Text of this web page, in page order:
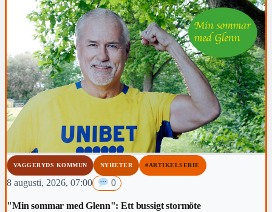
VAGGERYDS KOMMUN NYHETER #ARTIKELSERIE
8 augusti, 2026, 07:00 0
"Min sommar med Glenn": Ett bussigt stormöte